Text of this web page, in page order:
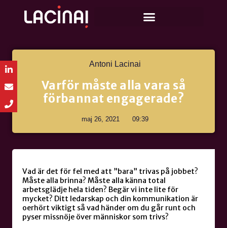
Antoni Lacinai
Varför måste alla vara så
förbannat engagerade?
maj 26, 2021 09:39
Vad är det för fel med att ”bara” trivas på jobbet?
Måste alla brinna? Måste alla känna total
arbetsglädje hela tiden? Begär vi inte lite för
mycket? Ditt ledarskap och din kommunikation är
oerhört viktigt så vad händer om du går runt och
pyser missnöje över människor som trivs?